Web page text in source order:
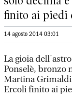
finito ai piedi
14 agosto 2014 03:01
La gioia
Ponselè, bronzo
Martina Grimaldi
Ercoli finito ai